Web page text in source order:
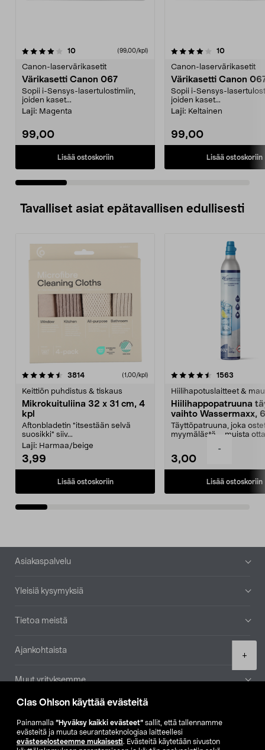
Clas Ohlson käyttää evästeitä
Painamalla ”Hyväksy kaikki evästeet” sallit, että tallennamme
evästeitä ja muuta seurantateknologiaa laitteellesi
evästeselosteemme mukaisesti. Evästeitä käytetään sivuston
-
+
10arvostelut (99,00/kpl)
Canon-laservärikasetit
Värikasetti Canon 067
Sopii i-Sensys-lasertulostimiin,
joiden kaset...
Laji: Magenta
99,00
Lisää ostoskoriin
4.0 viidestä
10arvostelut
Canon-laservärikasetit
Värikasetti Canon
Sopii i-Sensys-
joiden kaset...
Laji: Keltainen
99,00
Lisää ostoskoriin
4.0 viidestä
Tavalliset asiat epätavallisen edullisesti
3814arvostelut (1,00/kpl)
Keittiön puhdistus & tiskaus
Mikrokuituliina 32 x 31 cm, 4
kpl
Aftonbladetin "itsestään selvä
suosikki" siiv...
Laji: Harmaa/beige
3,99
Lisää ostoskoriin
4.5viidestä
1563
Hiilihapotuslaitteet &
Hiilihappopatruuna
vaihto Wassermaxx,
Täyttöpatruuna, joka
myymälästä – muista
3,00
Lisää ostoskoriin
4.5viidestä
Alatunniste
Asiakaspalvelu
Yleisiä kysymyksiä
Tietoa meistä
Ajankohtaista
Muut yrityksemme
Etsi myymälä
SE NO FI